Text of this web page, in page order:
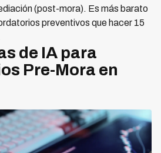
(post-mora). Es más barato
preventivos que hacer 15
de IA para
Pre-Mora en